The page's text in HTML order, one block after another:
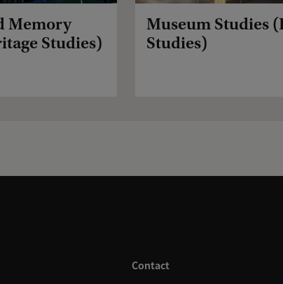
Memory
Studies)
Museum Studies
Studies)
Contact